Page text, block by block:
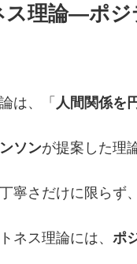
ス理論―ポジ
は、「 人間関係を
ソンが提案した理
寧さだけに限らず
ネス理論には、 ポ